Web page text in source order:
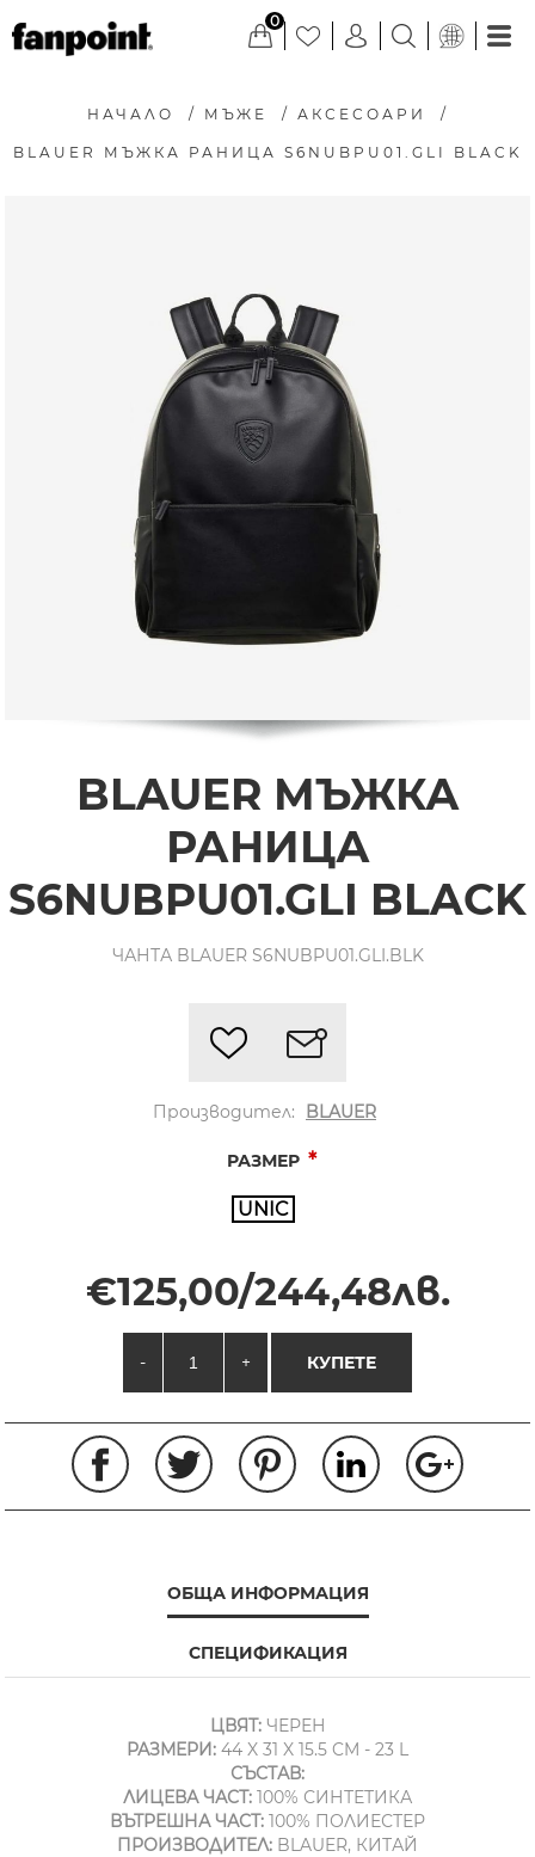
0
НАЧАЛО / МЪЖЕ / АКСЕСОАРИ /
BLAUER МЪЖКА РАНИЦА S6NUBPU01.GLI BLACK
BLAUER МЪЖКА
РАНИЦА
S6NUBPU01.GLI BLACK
ЧАНТА BLAUER S6NUBPU01.GLI.BLK
Производител: BLAUER
РАЗМЕР *
UNIC
€125,00/244,48лв.
- + КУПЕТЕ
ОБЩА ИНФОРМАЦИЯ
СПЕЦИФИКАЦИЯ
ЦВЯТ:ЧЕРЕН
РАЗМЕРИ: 44 X 31 X 15.5 CM - 23 L
СЪСТАВ:
ЛИЦЕВА ЧАСТ: 100% СИНТЕТИКА
ВЪТРЕШНА ЧАСТ: 100% ПОЛИЕСТЕР
ПРОИЗВОДИТЕЛ: BLAUER, КИТАЙ